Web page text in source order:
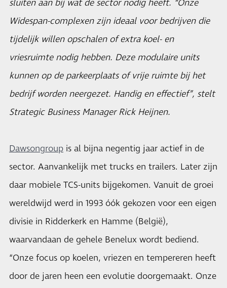
sluiten aan bij wat de sector nodig heeft. “Onze
Widespan-complexen zijn ideaal voor bedrijven die
tijdelijk willen opschalen of extra koel- en
vriesruimte nodig hebben. Deze modulaire units
kunnen op de parkeerplaats of vrije ruimte bij het
bedrijf worden neergezet. Handig en effectief”, stelt
Strategic Business Manager Rick Heijnen.
Dawsongroup is al bijna negentig jaar actief in de
sector. Aanvankelijk met trucks en trailers. Later zijn
daar mobiele TCS-units bijgekomen. Vanuit de groei
wereldwijd werd in 1993 óók gekozen voor een eigen
divisie in Ridderkerk en Hamme (België),
waarvandaan de gehele Benelux wordt bediend.
“Onze focus op koelen, vriezen en tempereren heeft
door de jaren heen een evolutie doorgemaakt. Onze